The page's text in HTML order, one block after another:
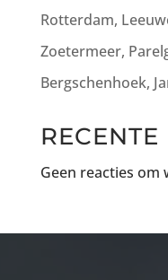
Rotterdam,
Zoetermeer,
Bergschenhoek,
RECENTE
Geen reacties om